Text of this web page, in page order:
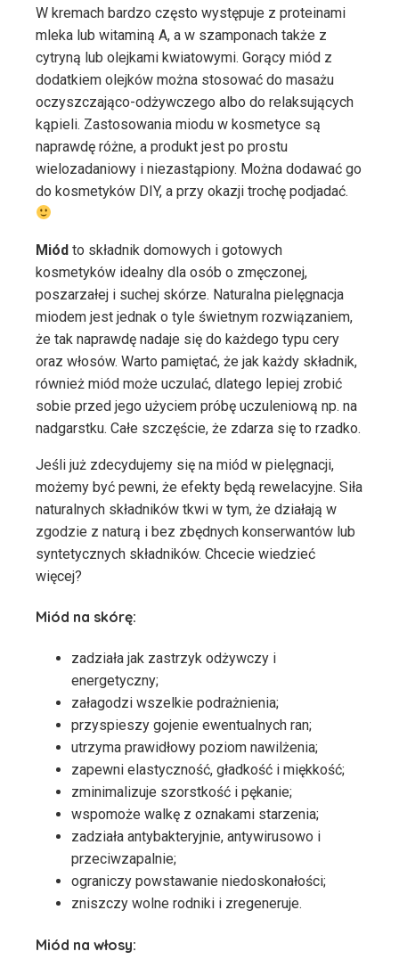
W kremach bardzo często występuje z proteinami
mleka lub witaminą A, a w szamponach także z
cytryną lub olejkami kwiatowymi. Gorący miód z
dodatkiem olejków można stosować do masażu
oczyszczająco-odżywczego albo do relaksujących
kąpieli. Zastosowania miodu w kosmetyce są
naprawdę różne, a produkt jest po prostu
wielozadaniowy i niezastąpiony. Można dodawać go
do kosmetyków DIY, a przy okazji trochę podjadać.
Miód to składnik domowych i gotowych
kosmetyków idealny dla osób o zmęczonej,
poszarzałej i suchej skórze. Naturalna pielęgnacja
miodem jest jednak o tyle świetnym rozwiązaniem,
że tak naprawdę nadaje się do każdego typu cery
oraz włosów. Warto pamiętać, że jak każdy składnik,
również miód może uczulać, dlatego lepiej zrobić
sobie przed jego użyciem próbę uczuleniową np. na
nadgarstku. Całe szczęście, że zdarza się to rzadko.
Jeśli już zdecydujemy się na miód w pielęgnacji,
możemy być pewni, że efekty będą rewelacyjne. Siła
naturalnych składników tkwi w tym, że działają w
zgodzie z naturą i bez zbędnych konserwantów lub
syntetycznych składników. Chcecie wiedzieć
więcej?
Miód na skórę:
zadziała jak zastrzyk odżywczy i
energetyczny;
załagodzi wszelkie podrażnienia;
przyspieszy gojenie ewentualnych ran;
utrzyma prawidłowy poziom nawilżenia;
zapewni elastyczność, gładkość i miękkość;
zminimalizuje szorstkość i pękanie;
wspomoże walkę z oznakami starzenia;
zadziała antybakteryjnie, antywirusowo i
przeciwzapalnie;
ograniczy powstawanie niedoskonałości;
zniszczy wolne rodniki i zregeneruje.
Miód na włosy: